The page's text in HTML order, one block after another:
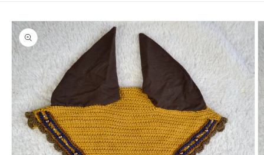
Passer aux
informations
produits